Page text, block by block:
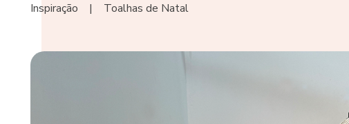
Inspiração | Toalhas de Natal